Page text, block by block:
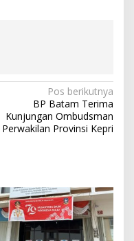
Pos berikutnya
BP Batam Terima
Kunjungan Ombudsman
Perwakilan Provinsi Kepri